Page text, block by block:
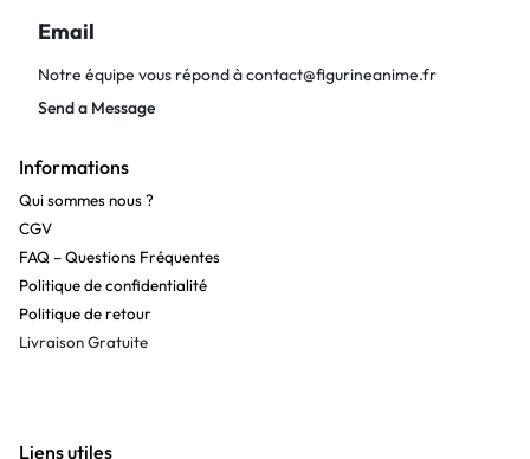
Email
Notre équipe vous répond àcontact@figurineanime.fr
Send a Message
Informations
Qui sommes nous ?
CGV
FAQ – Questions Fréquentes
Politique de confidentialité
Politique de retour
Livraison Gratuite
Liens utiles